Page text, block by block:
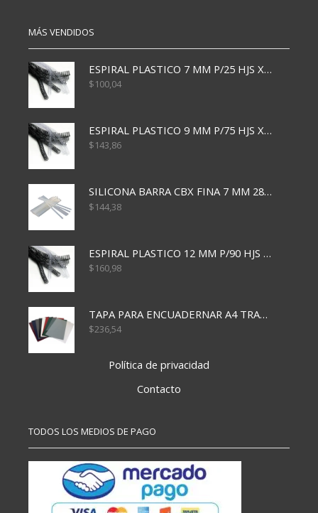
MÁS VENDIDOS
ESPIRAL PLASTICO 7 MM P/25 HJS X50x3000
$100,04
ESPIRAL PLASTICO 9 MM P/75 HJS X50X2400
$143,86
SILICONA BARRA CBX FINA 7 MM 28 CM
$144,38
ESPIRAL PLASTICO 12 MM P/90 HJS X50X1500
$160,98
TAPA PARA ENCUADERNAR A4 TRANSP x50x500
$236,54
Política de privacidad
Contacto
TODOS LOS MEDIOS DE PAGO